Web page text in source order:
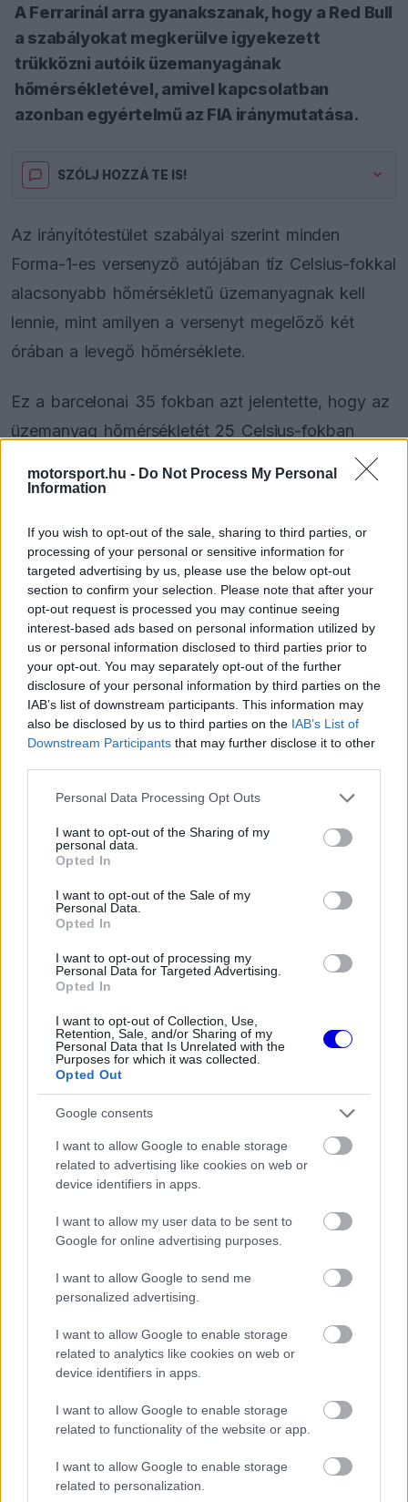
motorsport.hu - Do Not Process My Personal
Information
If you wish to opt-out of the sale, sharing to third parties, or
processing of your personal or sensitive information for
targeted advertising by us, please use the below opt-out
section to confirm your selection. Please note that after your
opt-out request is processed you may continue seeing
interest-based ads based on personal information utilized by
us or personal information disclosed to third parties prior to
your opt-out. You may separately opt-out of the further
disclosure of your personal information by third parties on the
IAB’s list of downstream participants. This information may
also be disclosed by us to third parties on the IAB’s List of
Downstream Participants that may further disclose it to other
Please note that this website/app uses one or more Google
not limited to your visit or usage behaviour. You may click to
grant or deny consent to Google and its third-party tags to
use your data for below specified purposes in below Google
consent section.
Personal Data Processing Opt Outs
I want to opt-out of the Sharing of my
personal data.
Opted In
I want to opt-out of the Sale of my
Personal Data.
Opted In
I want to opt-out of processing my
Personal Data for Targeted Advertising.
Opted In
I want to opt-out of Collection, Use,
Retention, Sale, and/or Sharing of my
Personal Data that Is Unrelated with the
Purposes for which it was collected.
Opted Out
Google consents
I want to allow Google to enable storage
related to advertising like cookies on web or
device identifiers in apps.
I want to allow my user data to be sent to
Google for online advertising purposes.
I want to allow Google to send me
personalized advertising.
I want to allow Google to enable storage
related to analytics like cookies on web or
device identifiers in apps.
I want to allow Google to enable storage
related to functionality of the website or app.
I want to allow Google to enable storage
related to personalization.
A Ferrarinál arra gyanakszanak, hogy a Red Bull
a szabályokat megkerülve igyekezett
trükközni autóik üzemanyagának
hőmérsékletével, amivel kapcsolatban
azonban egyértelmű az FIA iránymutatása.
SZÓLJ HOZZÁ TE IS!
Az irányítótestület szabályai szerint minden
Forma-1-es versenyző autójában tíz Celsius-fokkal
alacsonyabb hőmérsékletű üzemanyagnak kell
lennie, mint amilyen a versenyt megelőző két
órában a levegő hőmérséklete.
Ez a barcelonai 35 fokban azt jelentette, hogy az
üzemanyag hőmérsékletét 25 Celsius-fokban
határozták meg, ugyanakkor a hírek szerint a
Hondának állítólag mindig is gondot okozott a
katalán fővárosban is.
Video
Player
is
loading.
This
a
modal
window.
The media could not be loaded, either because
the server or network failed or because the format
is not supported.
Ferrariarra gyanakszik, hogy emiatt a rivális
mindkét versenyautójának az üzemanyagát a
minimum alá hűtötte a tikkasztó hőségben, így fel
kellett melegíteniük azt, mielőtt Max Verstappen
és Sergio Perez kihajtottak volna a bokszutcából
a futam előtt.
EZEKET IS AJÁNLJUK
A Ferrari olyan útra lépett amely
évekre meghatározhatja a sikerét
Meggondolta magát a McLaren
Max Verstappen átigazolásával
FORMA-1
Sergio Perez válthatja Carlos
Sainzot a Williamsnél
benzin hőmérséklete még 40 perccel a rajt előtt